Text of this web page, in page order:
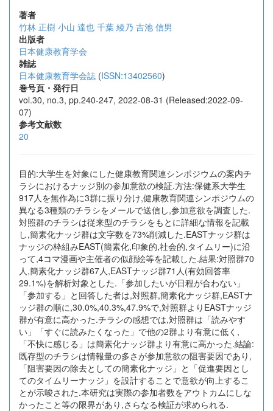
著者
竹林 正樹 小山 達也 千葉 綾乃 吉池 信男
出版者
日本健康教育学会
雑誌
日本健康教育学会誌 (ISSN:13402560)
巻号頁・発行日
vol.30, no.3, pp.240-247, 2022-08-31 (Released:2022-09-
07)
参考文献数
20
目的:大学生を対象にした健康教育関連シンポジウムの案内チ
ラシにおけるナッジ別の参加意欲の検証.方法:保健系大学生
917人を無作為に3群に振り分け,健康教育関連シンポジウムの
異なる3種類のチラシをメールで送信し,参加意欲を調査した.
対照群のチラシは従来型のチラシをもとに詳細な情報を記載
し,簡素化ナッジ群は文字数を73%削減した.EASTナッジ群は
ナッジの枠組みEAST(簡素化,印象的,社会的,タイムリー)に沿
って,4コマ漫画や主催者の似顔絵等を記載した.結果:対照群70
人,簡素化ナッジ群67人,EASTナッジ群71人(有効回答率
29.1%)を解析対象とした.「参加したいが日程が合わない」
「参加する」と回答した者は,対照群,簡素化ナッジ群,EASTナ
ッジ群の順に,30.0%,40.3%,47.9%で,対照群よりEASTナッジ
群が有意に高かった.チラシの感想では,対照群は「読みやす
い」「すぐに読みたくなった」で他の2群より有意に低く,
「不快に感じる」は簡素化ナッジ群より有意に高かった.結論:
既存型のチラシは情報量の多さが参加意欲の阻害要因であり,
「阻害要因の除去としての簡素化ナッジ」と「促進要因とし
てのタイムリーナッジ」を設計することで意欲が向上するこ
とが示唆された.本研究は実際の参加者数をアウトカムにしな
かったこと等の限界があり,さらなる検証が求められる.